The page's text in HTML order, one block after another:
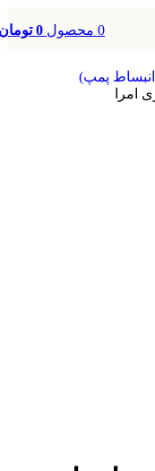
0 محصول 0 تومان
پمپ)